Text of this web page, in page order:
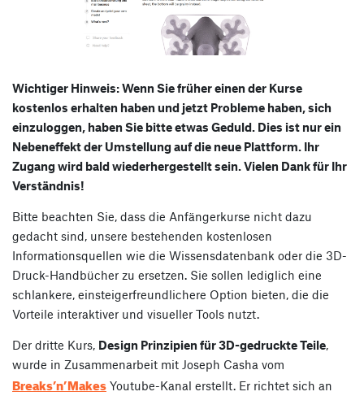
Wichtiger Hinweis: Wenn Sie früher einen der Kurse
kostenlos erhalten haben und jetzt Probleme haben, sich
einzuloggen, haben Sie bitte etwas Geduld. Dies ist nur ein
Nebeneffekt der Umstellung auf die neue Plattform. Ihr
Zugang wird bald wiederhergestellt sein. Vielen Dank für Ihr
Verständnis!
Bitte beachten Sie, dass die Anfängerkurse nicht dazu
gedacht sind, unsere bestehenden kostenlosen
Informationsquellen wie die Wissensdatenbank oder die 3D-
Druck-Handbücher zu ersetzen. Sie sollen lediglich eine
schlankere, einsteigerfreundlichere Option bieten, die die
Vorteile interaktiver und visueller Tools nutzt.
Der dritte Kurs, Design Prinzipien für 3D-gedruckte Teile,
wurde in Zusammenarbeit mit Joseph Casha vom
Breaks’n’Makes Youtube-Kanal erstellt. Er richtet sich an